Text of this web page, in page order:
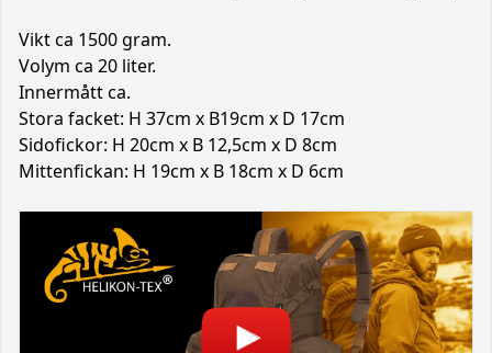
Vikt ca 1500 gram.
Volym ca 20 liter.
Innermått ca.
Stora facket: H 37cm x B19cm x D 17cm
Sidofickor: H 20cm x B 12,5cm x D 8cm
Mittenfickan: H 19cm x B 18cm x D 6cm